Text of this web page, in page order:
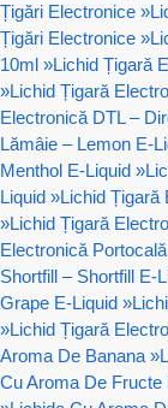
Țigări Electronice »
Țigări Electronice »
10ml »Lichid Țigară
»Lichid Țigară
Electronică DTL –
Lămâie – Lemon E-
Menthol E-Liquid »
Liquid »Lichid Țigară
»Lichid Țigară
Electronică
Shortfill – Shortfill E-
Grape E-Liquid »
»Lichid Țigară
Aroma De Banana »
Cu Aroma De Fructe